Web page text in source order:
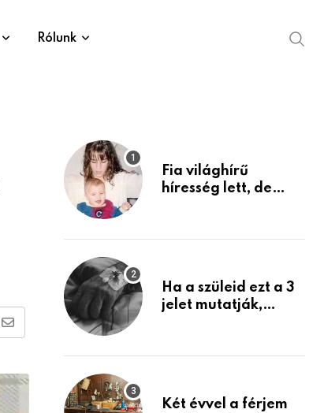
Rólunk
Share
Email
Fia világhírű
híresség lett, de
mint azt el tudnád
Ha a szüleid ezt a 3
jelet mutatják,
Készülj fel arra, ami
Két évvel a férjem